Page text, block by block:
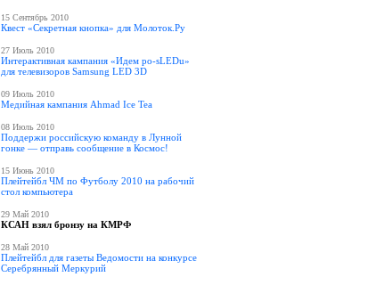
15 Сентябрь 2010
Квест «Секретная кнопка» для Молоток.Ру
27 Июль 2010
Интерактивная кампания «Идем po-sLEDu»
для телевизоров Samsung LED 3D
09 Июль 2010
Медийная кампания Ahmad Ice Tea
08 Июль 2010
Поддержи российскую команду в Лунной
гонке — отправь сообщение в Космос!
15 Июнь 2010
Плейтейбл ЧМ по Футболу 2010 на рабочий
стол компьютера
29 Май 2010
КСАН взял бронзу на КМРФ
28 Май 2010
Плейтейбл для газеты Ведомости на конкурсе
Серебрянный Меркурий